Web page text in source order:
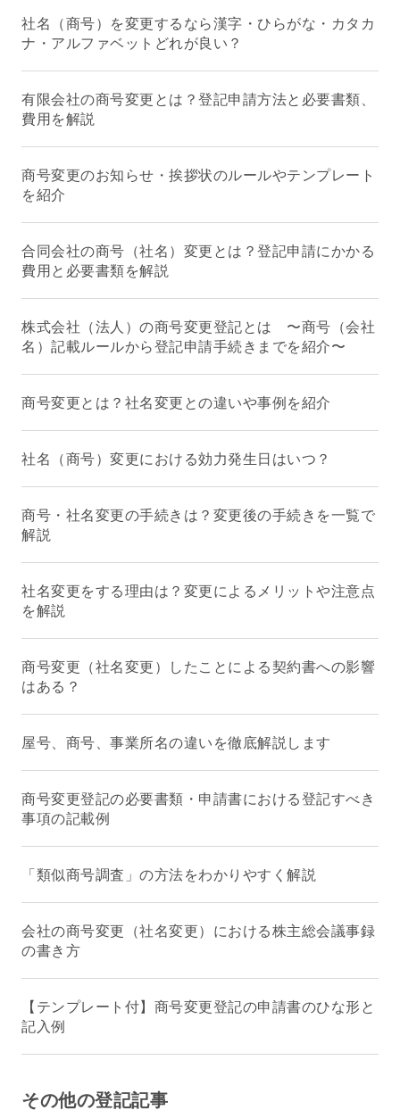
社名（商号）を変更するなら漢字・ひらがな・カタカ
ナ・アルファベットどれが良い？
有限会社の商号変更とは？登記申請方法と必要書類、
費用を解説
商号変更のお知らせ・挨拶状のルールやテンプレート
を紹介
合同会社の商号（社名）変更とは？登記申請にかかる
費用と必要書類を解説
株式会社（法人）の商号変更登記とは 〜商号（会社
名）記載ルールから登記申請手続きまでを紹介〜
商号変更とは？社名変更との違いや事例を紹介
社名（商号）変更における効力発生日はいつ？
商号・社名変更の手続きは？変更後の手続きを一覧で
解説
社名変更をする理由は？変更によるメリットや注意点
を解説
商号変更（社名変更）したことによる契約書への影響
はある？
屋号、商号、事業所名の違いを徹底解説します
商号変更登記の必要書類・申請書における登記すべき
事項の記載例
「類似商号調査」の方法をわかりやすく解説
会社の商号変更（社名変更）における株主総会議事録
の書き方
【テンプレート付】商号変更登記の申請書のひな形と
記入例
その他の登記記事